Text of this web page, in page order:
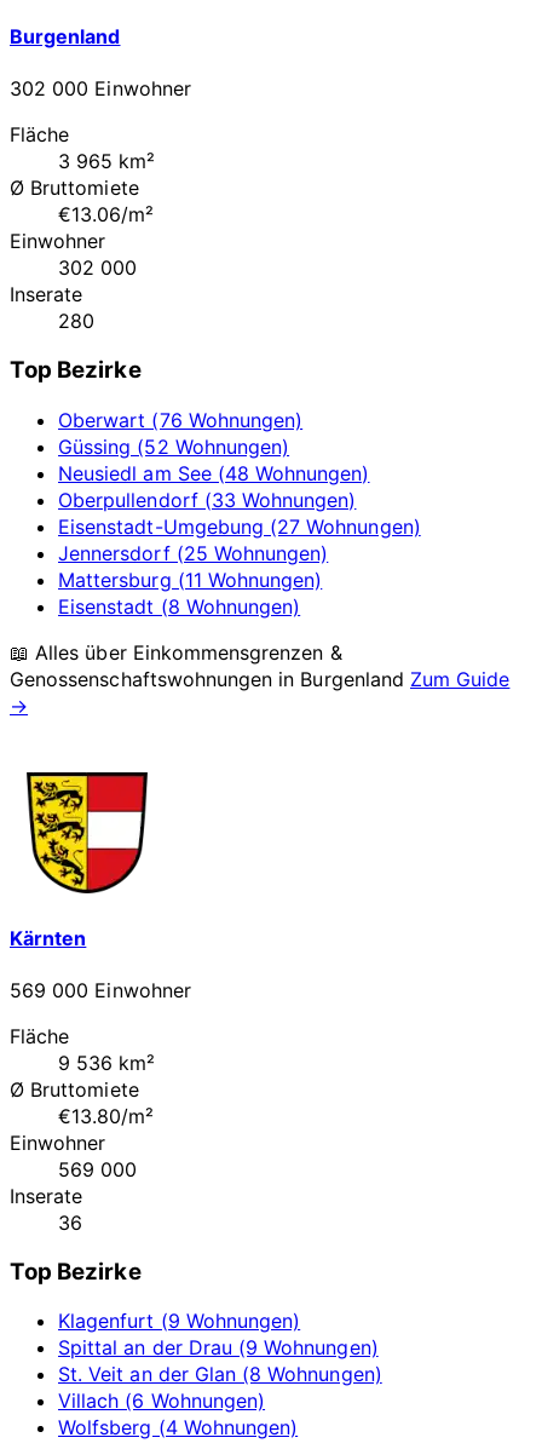
Burgenland
302 000 Einwohner
Fläche
3 965 km²
Ø Bruttomiete
€13.06/m²
Einwohner
302 000
Inserate
280
Top Bezirke
Oberwart (76 Wohnungen)
Güssing (52 Wohnungen)
Neusiedl am See (48 Wohnungen)
Oberpullendorf (33 Wohnungen)
Eisenstadt-Umgebung (27 Wohnungen)
Jennersdorf (25 Wohnungen)
Mattersburg (11 Wohnungen)
Eisenstadt (8 Wohnungen)
📖 Alles über Einkommensgrenzen &
Genossenschaftswohnungen in Burgenland Zum Guide
→
Kärnten
569 000 Einwohner
Fläche
9 536 km²
Ø Bruttomiete
€13.80/m²
Einwohner
569 000
Inserate
36
Top Bezirke
Klagenfurt (9 Wohnungen)
Spittal an der Drau (9 Wohnungen)
St. Veit an der Glan (8 Wohnungen)
Villach (6 Wohnungen)
Wolfsberg (4 Wohnungen)